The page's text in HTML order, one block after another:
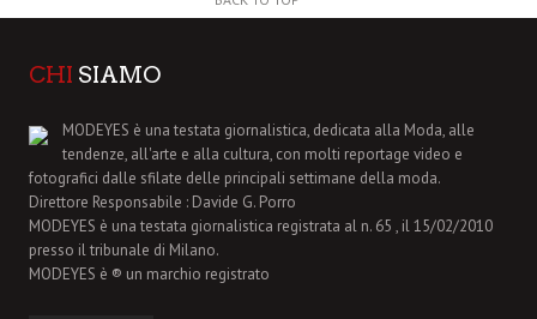
CHI SIAMO
MODEYES è una testata giornalistica, dedicata alla Moda, alle
tendenze, all'arte e alla cultura, con molti reportage video e
fotografici dalle sfilate delle principali settimane della moda.
Direttore Responsabile : Davide G. Porro
MODEYES è una testata giornalistica registrata al n. 65 , il 15/02/2010
presso il tribunale di Milano.
MODEYES è ® un marchio registrato